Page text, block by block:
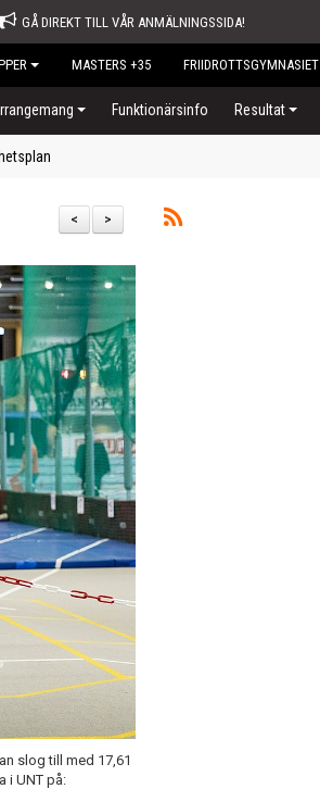
GÅ DIREKT TILL VÅR ANMÄLNINGSSIDA!
MASTERS +35 FRIIDROTTSGYMNASIET
Funktionärsinfo Resultat
>
<
slog till med 17,61
i UNT på: